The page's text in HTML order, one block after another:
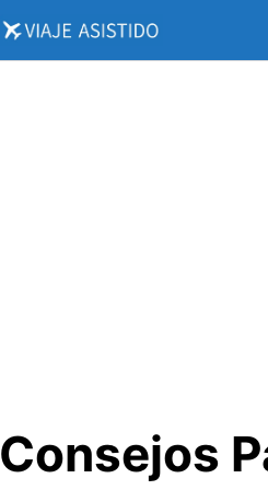
Consejos